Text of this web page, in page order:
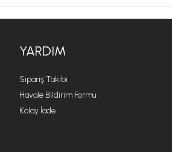
YARDIM
Sipariş Takibi
Havale Bildirim Formu
Kolay İade